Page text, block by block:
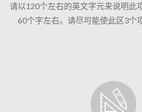
请以120个左右的英文字元来说明此
60个字左右。请尽可能使此区3个